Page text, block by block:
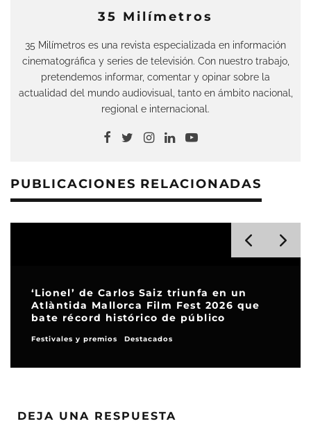
35 Milímetros
35 Milímetros es una revista especializada en información
cinematográfica y series de televisión. Con nuestro trabajo,
pretendemos informar, comentar y opinar sobre la
actualidad del mundo audiovisual, tanto en ámbito nacional,
regional e internacional.
PUBLICACIONES RELACIONADAS
‘Lionel’ de Carlos Saiz triunfa en un
Atlàntida Mallorca Film Fest 2026 que
bate récord histórico de público
Festivales y premios Destacados
DEJA UNA RESPUESTA